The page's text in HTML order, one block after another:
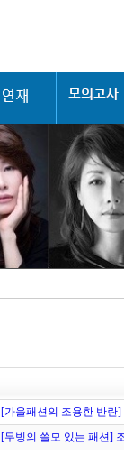
[가을패션의 조용한 반란
[무빙의 쓸모 있는 패션]